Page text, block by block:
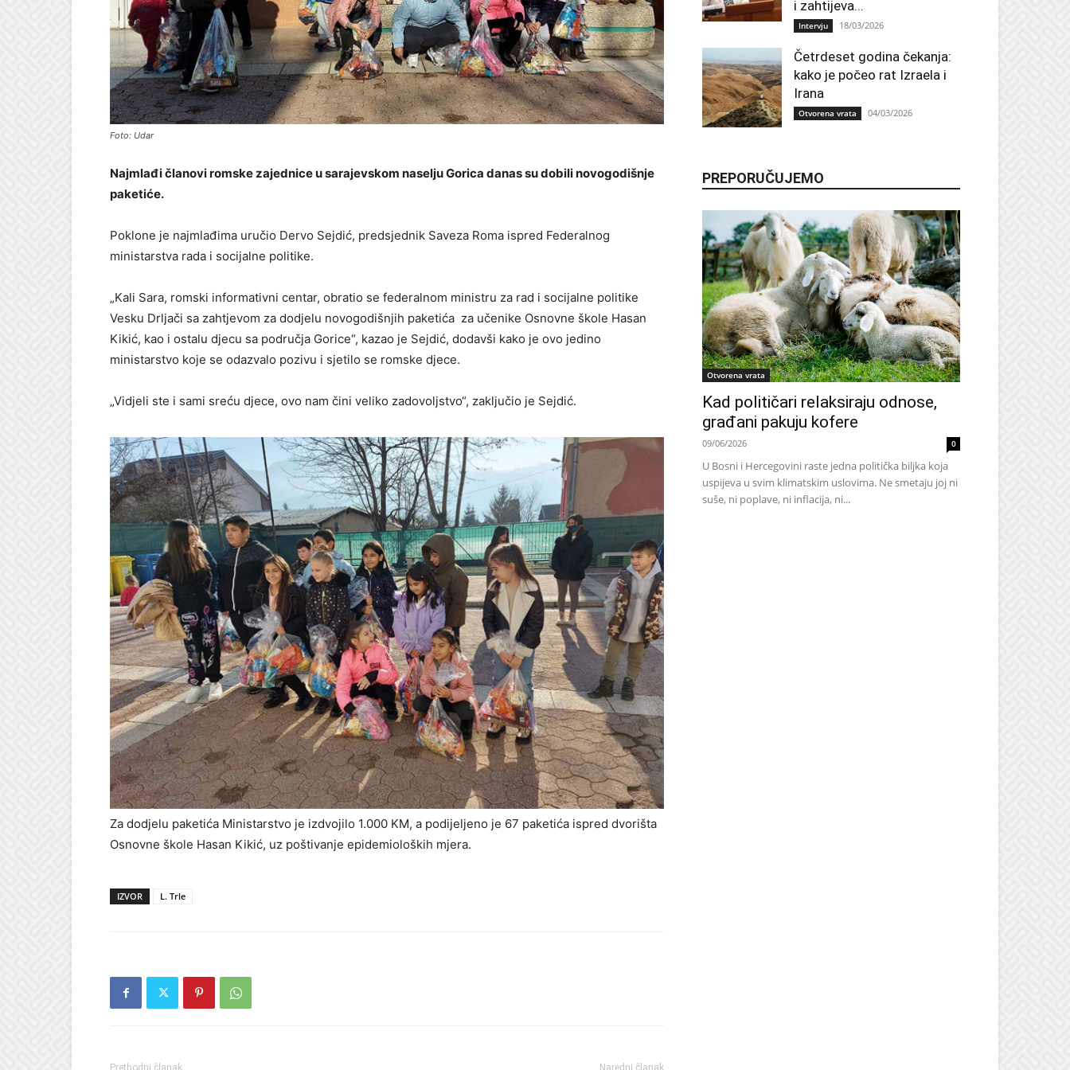
Foto: Udar
Najmlađi članovi romske zajednice u sarajevskom naselju Gorica danas su dobili novogodišnje
paketiće.
Poklone je najmlađima uručio Dervo Sejdić, predsjednik Saveza Roma ispred Federalnog
ministarstva rada i socijalne politike.
„Kali Sara, romski informativni centar, obratio se federalnom ministru za rad i socijalne politike
Vesku Drljači sa zahtjevom za dodjelu novogodišnjih paketića za učenike Osnovne škole Hasan
Kikić, kao i ostalu djecu sa područja Gorice“, kazao je Sejdić, dodavši kako je ovo jedino
ministarstvo koje se odazvalo pozivu i sjetilo se romske djece.
„Vidjeli ste i sami sreću djece, ovo nam čini veliko zadovoljstvo“, zaključio je Sejdić.
Za dodjelu paketića Ministarstvo je izdvojilo 1.000 KM, a podijeljeno je 67 paketića ispred dvorišta
Osnovne škole Hasan Kikić, uz poštivanje epidemioloških mjera.
IZVOR L. Trle
i zahtijeva...
Intervju 18/03/2026
Četrdeset godina čekanja:
kako je počeo rat Izraela i
Irana
Otvorena vrata 04/03/2026
PREPORUČUJEMO
Otvorena vrata
Kad političari relaksiraju odnose,
građani pakuju kofere
09/06/2026 0
U Bosni i Hercegovini raste jedna politička biljka koja
uspijeva u svim klimatskim uslovima. Ne smetaju joj ni
suše, ni poplave, ni inflacija, ni...